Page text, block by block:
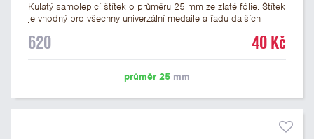
Kulatý samolepicí štítek o průměru 25 mm ze zlaté fólie. Štítek
je vhodný pro všechny univerzální medaile a řadu dalších
štítek je možné laserem vypálit logo nebo text dle vašeho
620 40 Kč
průměr 25 mm